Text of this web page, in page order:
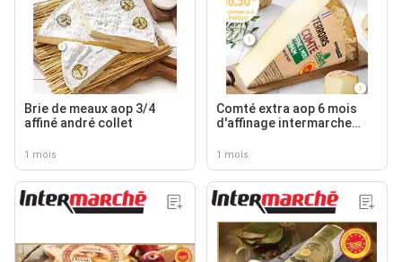
Brie de meaux aop 3/4
affiné andré collet
1 mois
Comté extra aop 6 mois
d'affinage intermarche
1 mois